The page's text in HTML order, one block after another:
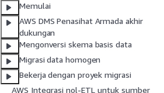
Memulai
AWS DMS Penasihat Armada akhir
dukungan
Mengonversi skema basis data
Migrasi data homogen
Bekerja dengan proyek migrasi
AWS Integrasi nol-ETL untuk sumber